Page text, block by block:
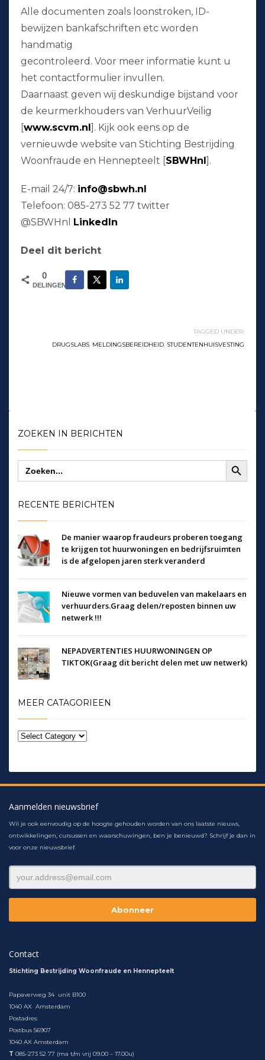
Alle documenten zoals loonstroken, ID-
bewijzen bankafschriften etc worden
handmatig
gecontroleerd. Voor meer informatie kunt u
het contactformulier invullen.
Daarnaast geven wij deskundige bijstand voor
de keurmerkhouders van VerhuurVeilig
[www.scvm.nl]. Kijk ook eens op de
vernieuwde website van Stichting Bestrijding
Woonfraude en Hennepteelt [SBWHnl].
E-mail 24/7: info@sbwh.nl
Telefoon: 085-273 52 77 twitter
@SBWHnl LinkedIn
Deel dit bericht
0
DELINGEN
TAGGED UNDER:
DRUGSLABS, MELDINGSBEREIDHEID, STUDENTENHUISVESTING
ZOEKEN IN BERICHTEN
Zoek
naar:
Zoekknop
RECENTE BERICHTEN
De manier waarop fraudeurs proberen toegang
te krijgen tot huurwoningen en bedrijfsruimten
is de afgelopen jaren sterk veranderd
Nieuwe vormen van beduvelen van makelaars en
verhuurders.Graag delen/reposten binnen uw
netwerk !!!
NEPADVERTENTIES HUURWONINGEN OP
TIKTOK(Graag dit bericht delen met uw netwerk)
MEER CATAGORIEEN
Aanmelden nieuwsbrief
Wil je ook eenvoudig op de hoogte gehouden worden van ons laatste nieuws,
ontwikkelingen, cursussen en waarschuwingen, ben je benieuwd? Schrijf je dan in
voor onze nieuwsbrief.
Contact
Stichting Bestrijding Woonfraude en Hennepteelt
Papaverweg 34 unit B100
1040 AX Amsterdam
Postadres:
Postbus 56907
1040 AX Amsterdam
T 085-273 52 77 (ma t/m vrij 09.00 – 17.00u)